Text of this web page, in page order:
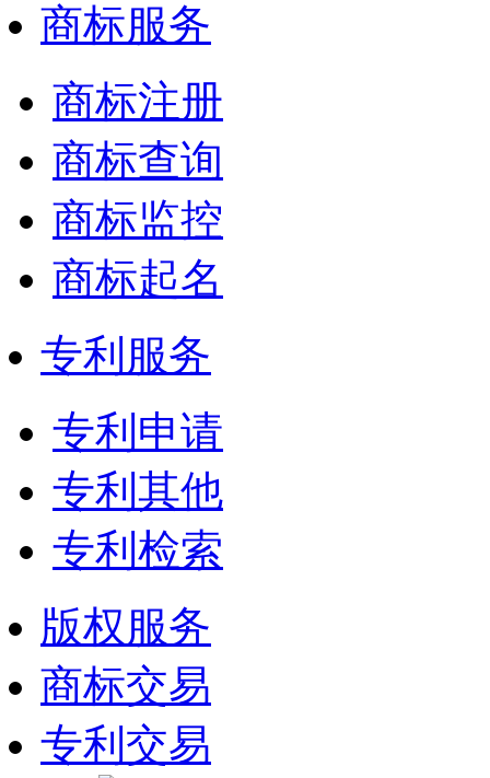
商标服务
商标注册
商标查询
商标监控
商标起名
专利服务
专利申请
专利其他
专利检索
版权服务
商标交易
专利交易